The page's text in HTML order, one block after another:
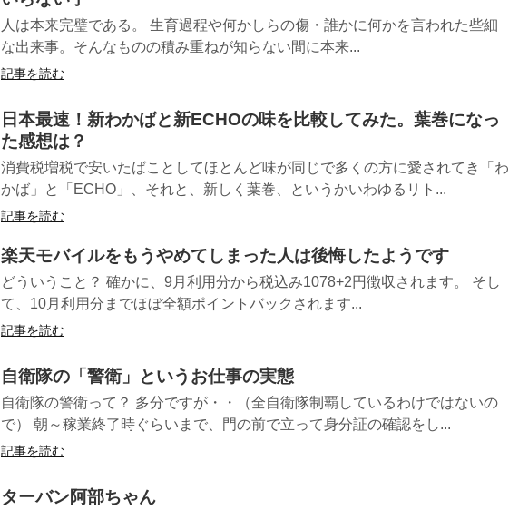
人は本来完璧である。 生育過程や何かしらの傷・誰かに何かを言われた些細
な出来事。そんなものの積み重ねが知らない間に本来...
記事を読む
日本最速！新わかばと新ECHOの味を比較してみた。葉巻になっ
た感想は？
消費税増税で安いたばことしてほとんど味が同じで多くの方に愛されてき「わ
かば」と「ECHO」、それと、新しく葉巻、というかいわゆるリト...
記事を読む
楽天モバイルをもうやめてしまった人は後悔したようです
どういうこと？ 確かに、9月利用分から税込み1078+2円徴収されます。 そし
て、10月利用分までほぼ全額ポイントバックされます...
記事を読む
自衛隊の「警衛」というお仕事の実態
自衛隊の警衛って？ 多分ですが・・（全自衛隊制覇しているわけではないの
で） 朝～稼業終了時ぐらいまで、門の前で立って身分証の確認をし...
記事を読む
ターバン阿部ちゃん